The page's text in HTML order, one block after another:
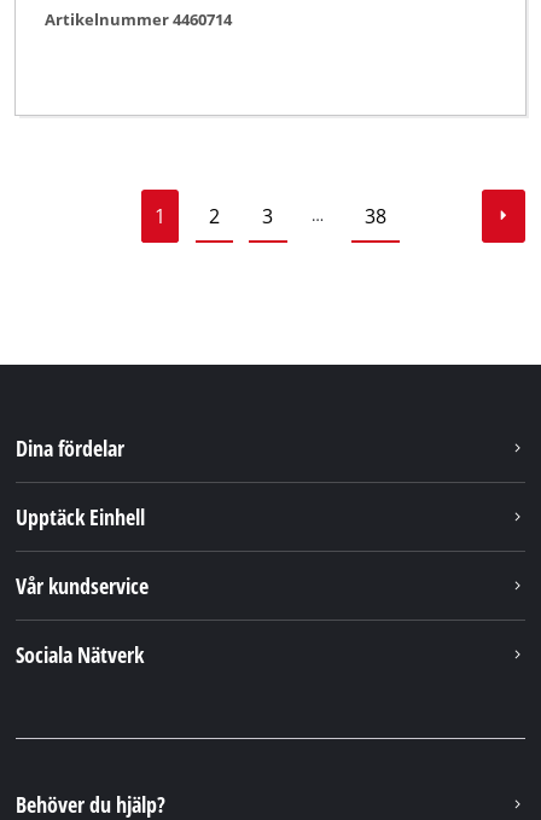
Artikelnummer 4460714
1 2 3 … 38
Dina fördelar
Upptäck Einhell
Vår kundservice
Sociala Nätverk
Behöver du hjälp?